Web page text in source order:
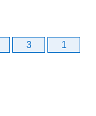
3
1